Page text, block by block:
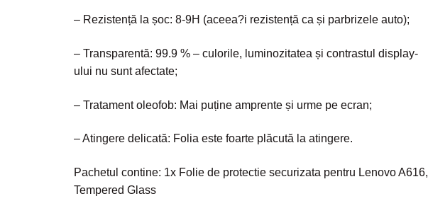
– Rezistență la șoc: 8-9H (aceea?i rezistență ca și parbrizele auto);
– Transparentă: 99.9 % – culorile, luminozitatea și contrastul display-
ului nu sunt afectate;
– Tratament oleofob: Mai puține amprente și urme pe ecran;
– Atingere delicată: Folia este foarte plăcută la atingere.
Pachetul contine: 1x Folie de protectie securizata pentru Lenovo A616,
Tempered Glass